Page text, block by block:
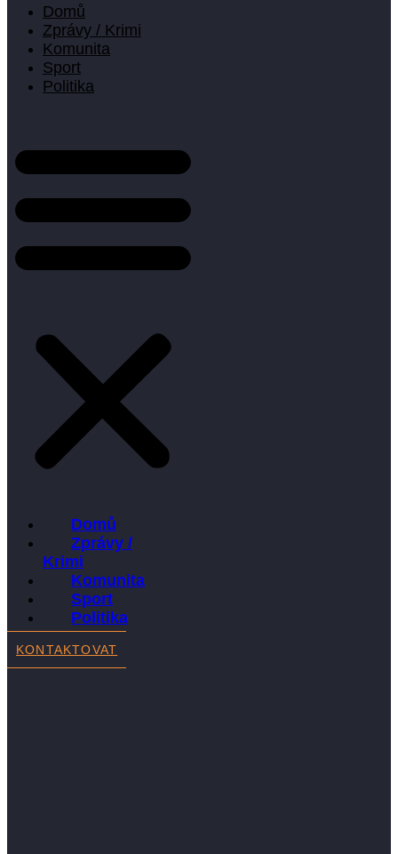
Domů
Zprávy / Krimi
Komunita
Sport
Politika
Domů
Zprávy /
Krimi
Komunita
Sport
Politika
KONTAKTOVAT